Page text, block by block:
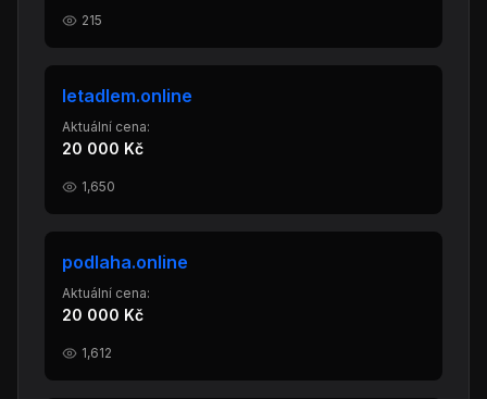
215
letadlem.online
Aktuální cena:
20 000 Kč
1,650
podlaha.online
Aktuální cena:
20 000 Kč
1,612